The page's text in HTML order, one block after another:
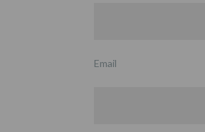
Email